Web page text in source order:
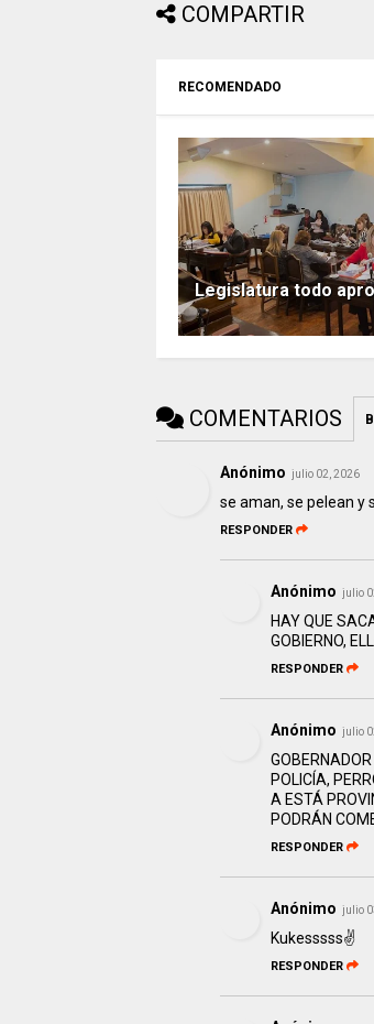
COMPARTIR
RECOMENDADO
Legislatura todo
COMENTARIOS
Anónimo julio 02, 2026
se aman, se pelean y
RESPONDER
Anónimo julio
HAY QUE
GOBIERNO,
RESPONDER
Anónimo julio
POLICÍA,
A ESTÁ
PODRÁN
RESPONDER
Anónimo julio
Kukesssss✌️
RESPONDER